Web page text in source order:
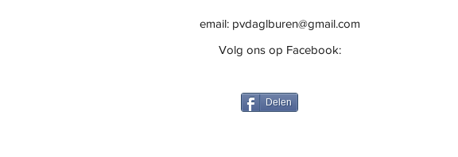
email: pvdaglburen@gmail.com
Volg ons op Facebook:
Delen